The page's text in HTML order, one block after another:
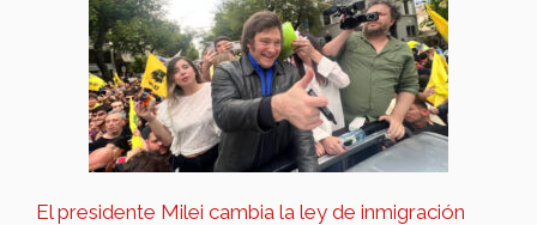
El presidente Milei cambia la ley de inmigración